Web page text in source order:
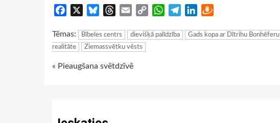
Facebook BlueskyThreads
Email
Copy
WhatsApp
TelegramLinkedIn
Tēmas: Bībeles centrs dievišķā palīdzība Gads kopa ar Dītrihu Bonhēferu
realitāte
Ziemassvētku vēsts
Continue
« Pieaugšana svētdzīvē